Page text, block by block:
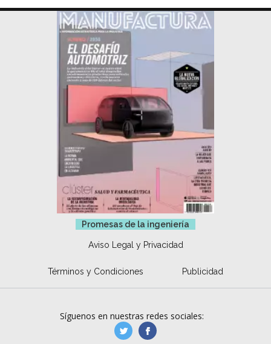
Promesas de la ingeniería
Aviso Legal y Privacidad
Términos y Condiciones Publicidad
Síguenos en nuestras redes sociales:
manufacturaGE